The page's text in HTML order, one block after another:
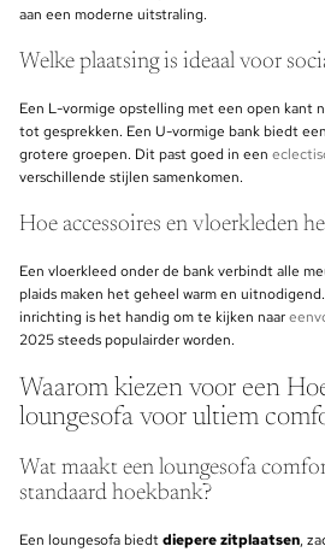
aan een moderne uitstraling.
Welke plaatsing is ideaal voor
Een L-vormige opstelling met een open kant
tot gesprekken. Een U-vormige bank biedt
grotere groepen. Dit past goed in een
verschillende stijlen samenkomen.
Hoe accessoires en vloerkleden
Een vloerkleed onder de bank verbindt alle
plaids maken het geheel warm en
inrichting is het handig om te kijken naar
2025 steeds populairder worden.
Waarom kiezen voor een
loungesofa voor ultiem
Wat maakt een loungesofa
standaard hoekbank?
Een loungesofa biedtdiepere zitplaatsen,